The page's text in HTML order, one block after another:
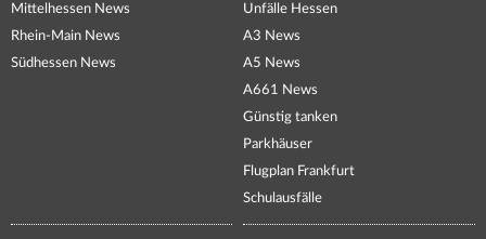
Mittelhessen News
Rhein-Main News
Südhessen News
Unfälle Hessen
A3 News
A5 News
A661 News
Günstig tanken
Parkhäuser
Flugplan Frankfurt
Schulausfälle